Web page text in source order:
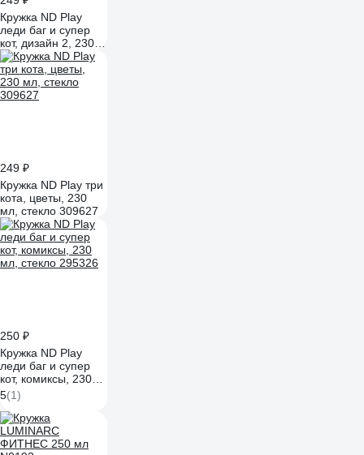
Кружка ND Play
леди баг и супер
кот, дизайн 2, 230
мл, стекло 272005
249 ₽
Кружка ND Play три
кота, цветы, 230
мл, стекло 309627
250 ₽
Кружка ND Play
леди баг и супер
кот, комиксы, 230
мл, стекло 295326
5(1)